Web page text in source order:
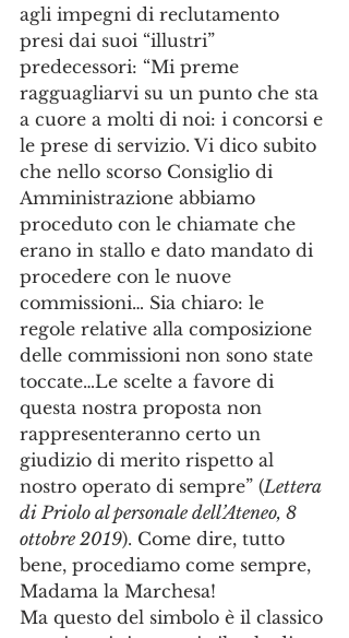
agli impegni di reclutamento
presi dai suoi “illustri”
predecessori: “Mi preme
ragguagliarvi su un punto che sta
a cuore a molti di noi: i concorsi e
le prese di servizio. Vi dico subito
che nello scorso Consiglio di
Amministrazione abbiamo
proceduto con le chiamate che
erano in stallo e dato mandato di
procedere con le nuove
commissioni… Sia chiaro: le
regole relative alla composizione
delle commissioni non sono state
toccate…Le scelte a favore di
questa nostra proposta non
rappresenteranno certo un
giudizio di merito rispetto al
nostro operato di sempre” (Lettera
di Priolo al personale dell’Ateneo, 8
ottobre 2019). Come dire, tutto
bene, procediamo come sempre,
Madama la Marchesa!
Ma questo del simbolo è il classico